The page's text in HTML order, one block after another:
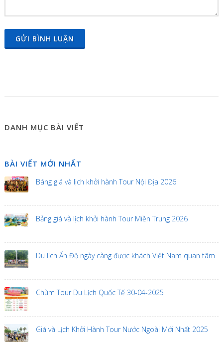
GỬI BÌNH LUẬN
DANH MỤC BÀI VIẾT
BÀI VIẾT MỚI NHẤT
Báng giá và lịch khởi hành Tour Nội Địa 2026
Bảng giá và lịch khởi hành Tour Miền Trung 2026
Du lịch Ấn Độ ngày càng được khách Việt Nam quan tâm
Chùm Tour Du Lịch Quốc Tế 30-04-2025
Giá và Lịch Khởi Hành Tour Nước Ngoài Mới Nhất 2025